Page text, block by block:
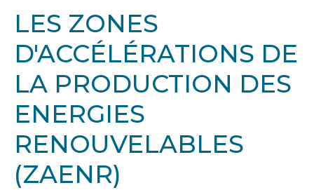
LES ZONES
D'ACCÉLÉRATIONS DE
LA PRODUCTION DES
ENERGIES
RENOUVELABLES
(ZAENR)